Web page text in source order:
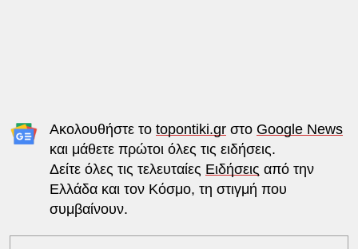
Ακολουθήστε το topontiki.grστο Google News
και μάθετε πρώτοι όλες τις ειδήσεις.
Δείτε όλες τις τελευταίες Ειδήσεις από την
Ελλάδα και τον Κόσμο, τη στιγμή που
συμβαίνουν.